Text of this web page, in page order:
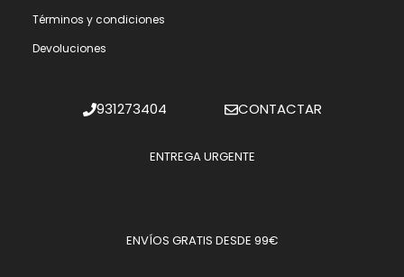
Términos y condiciones
Devoluciones
931273404 CONTACTAR
ENTREGA URGENTE
ENVÍOS GRATIS DESDE 99€